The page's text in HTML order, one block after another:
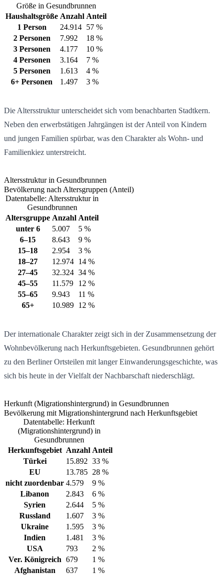
Größe in Gesundbrunnen
Haushaltsgröße Anzahl Anteil
1 Person
24.914 57 %
2 Personen
7.992
18 %
3 Personen
4.177
10 %
4 Personen
3.164
7 %
5 Personen
1.613
4 %
6+ Personen
1.497 3 %
Die Altersstruktur unterscheidet sich vom benachbarten Stadtkern.
Neben den erwerbstätigen Jahrgängen ist der Anteil von Kindern
und jungen Familien spürbar, was den Charakter als Wohn- und
Familienkiez unterstreicht.
Altersstruktur in Gesundbrunnen
Bevölkerung nach Altersgruppen (Anteil)
Datentabelle: Altersstruktur in
Gesundbrunnen
Altersgruppe Anzahl Anteil
unter 6
5.007
5 %
6–15
8.643
9 %
15–18
2.954
3 %
18–27
12.974 14 %
27–45
32.324 34 %
45–55
11.579
12 %
55–65
9.943
11 %
65+
10.989 12 %
Der internationale Charakter zeigt sich in der Zusammensetzung der
Wohnbevölkerung nach Herkunftsgebieten. Gesundbrunnen gehört
zu den Berliner Ortsteilen mit langer Einwanderungsgeschichte, was
sich bis heute in der Vielfalt der Nachbarschaft niederschlägt.
Herkunft (Migrationshintergrund) in Gesundbrunnen
Bevölkerung mit Migrationshintergrund nach Herkunftsgebiet
Datentabelle: Herkunft
(Migrationshintergrund) in
Gesundbrunnen
Herkunftsgebiet Anzahl Anteil
Türkei
15.892 33 %
EU
13.785 28 %
nicht zuordenbar 4.579
9 %
Libanon
2.843
6 %
Syrien
2.644
5 %
Russland
1.607
3 %
Ukraine
1.595
3 %
Indien
1.481
3 %
USA
793
2 %
Ver. Königreich 679
1 %
Afghanistan
637
1 %